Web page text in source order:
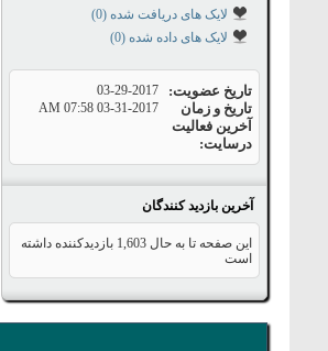
لایک های دریافت شده (0)
لایک های داده شده (0)
تاریخ عضویت 03-29-2017
تاریخ و زمان
آخرین فعالیت
درسایت
03-31-2017
07:58 AM
آخرین بازدید کنندگان
این صفحه تا به حال 1,603 بازدیدکننده داشته
است